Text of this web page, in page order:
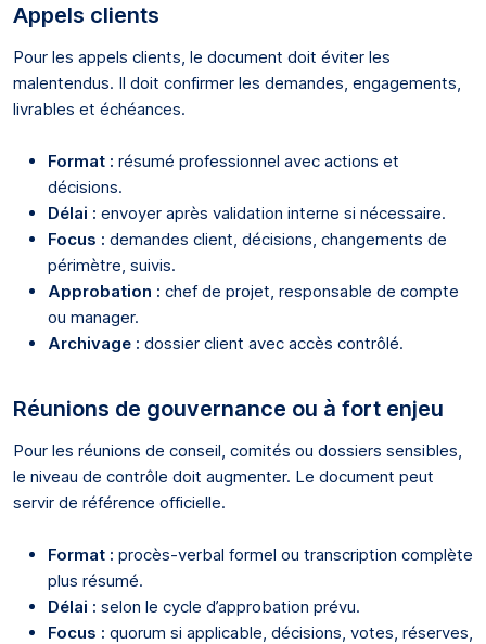
Appels clients
Pour les appels clients, le document doit éviter les
malentendus. Il doit confirmer les demandes, engagements,
livrables et échéances.
Format : résumé professionnel avec actions et
décisions.
Délai : envoyer après validation interne si nécessaire.
Focus : demandes client, décisions, changements de
périmètre, suivis.
Approbation : chef de projet, responsable de compte
ou manager.
Archivage : dossier client avec accès contrôlé.
Réunions de gouvernance ou à fort enjeu
Pour les réunions de conseil, comités ou dossiers sensibles,
le niveau de contrôle doit augmenter. Le document peut
servir de référence officielle.
Format : procès-verbal formel ou transcription complète
plus résumé.
Délai : selon le cycle d’approbation prévu.
Focus : quorum si applicable, décisions, votes, réserves,